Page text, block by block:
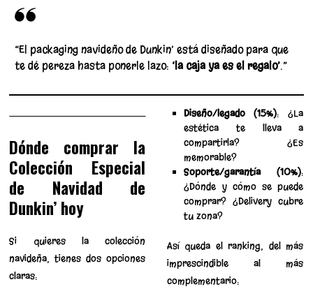
“El packaging navideño de Dunkin’ está diseñado para que
te dé pereza hasta ponerle lazo: ‘la caja ya es el regalo’.”
Dónde comprar la
Colección Especial
de Navidad de
Dunkin’ hoy
Si quieres la colección
navideña, tienes dos opciones
claras:
Diseño/legado (15%): ¿La
estética te lleva a
compartirla? ¿Es
memorable?
Soporte/garantía (10%):
¿Dónde y cómo se puede
comprar? ¿Delivery cubre
tu zona?
Así queda el ranking, del más
imprescindible al más
complementario: